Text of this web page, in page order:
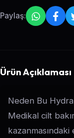
Paylaş:
Ürün Açıklaması
Neden Bu Hydra
Medikal cilt